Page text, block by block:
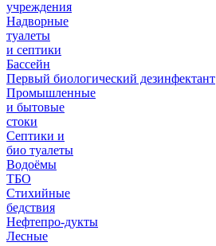
учреждения
Надворные
туалеты
и септики
Бассейн
Первый биологический дезинфектант
Промышленные
и бытовые
стоки
Септики и
био туалеты
Водоёмы
ТБО
Стихийные
бедствия
Нефтепро-дукты
Лесные